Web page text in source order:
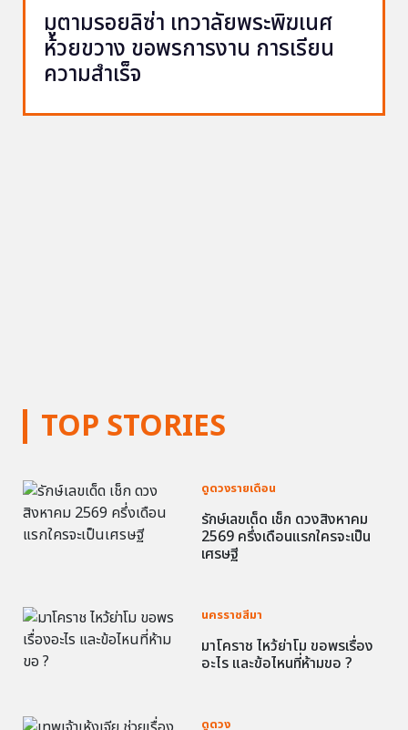
TOP STORIES
ดูดวงรายเดือน
รักษ์เลขเด็ด เช็ก ดวงสิงหาคม
2569 ครึ่งเดือนแรกใครจะเป็น
เศรษฐี
นครราชสีมา
มาโคราช ไหว้ย่าโม ขอพรเรื่อง
อะไร และข้อไหนที่ห้ามขอ ?
ดูดวง
มูตามรอยลิซ่า เทวาลัยพระพิฆเนศ
ห้วยขวาง ขอพรการงาน การเรียน
ความสำเร็จ